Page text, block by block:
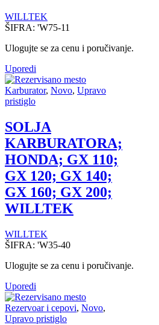
WILLTEK
ŠIFRA: 'W75-11
Ulogujte se za cenu i poručivanje.
Uporedi
Karburator, Novo, Upravo
pristiglo
SOLJA
KARBURATORA;
HONDA; GX 110;
GX 120; GX 140;
GX 160; GX 200;
WILLTEK
WILLTEK
ŠIFRA: 'W35-40
Ulogujte se za cenu i poručivanje.
Uporedi
Rezervoar i cepovi, Novo,
Upravo pristiglo